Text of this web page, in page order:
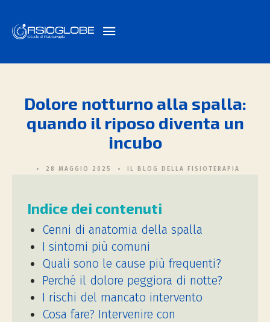
Dolore notturno alla spalla:
quando il riposo diventa un
incubo
28 MAGGIO 2025 IL BLOG DELLA FISIOTERAPIA
Indice dei contenuti
Cenni di anatomia della spalla
I sintomi più comuni
Quali sono le cause più frequenti?
Perché il dolore peggiora di notte?
I rischi del mancato intervento
Cosa fare? Intervenire con